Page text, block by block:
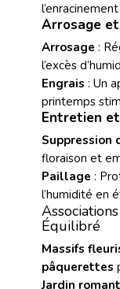
Arrosage
Arrosage :
l’excès
Engrais : Un
printemps
Entretien
Suppression
floraison et
Paillage :
l’humidité en
Équilibré
Massifs
pâquerettes
Jardin